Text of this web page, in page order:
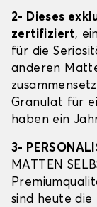
2- Dieses
zertifiziert,
für die
anderen
Granulat für
haben ein
3-
MATTEN
sind heute